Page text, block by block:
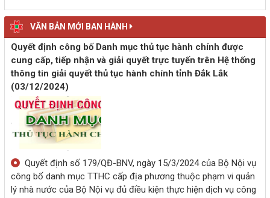
VĂN BẢN MỚI BAN HÀNH
Quyết định công bố Danh mục thủ tục hành chính được
cung cấp, tiếp nhận và giải quyết trực tuyến trên Hệ thống
thông tin giải quyết thủ tục hành chính tỉnh Đắk Lắk
(03/12/2024)
Quyết định số 179/QĐ-BNV, ngày 15/3/2024 của Bộ Nội vụ
công bố danh mục TTHC cấp địa phương thuộc phạm vi quản
lý nhà nước của Bộ Nội vụ đủ điều kiện thực hiện dịch vụ công